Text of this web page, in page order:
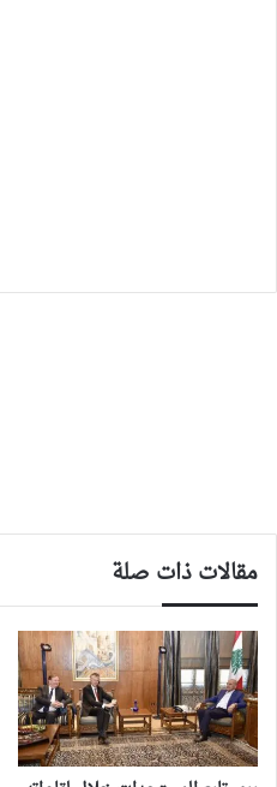
مقالات ذات صلة